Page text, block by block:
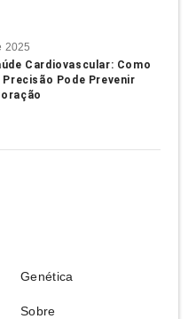
2025
Cardiovascular: Como
Pode Prevenir
Genética
Sobre